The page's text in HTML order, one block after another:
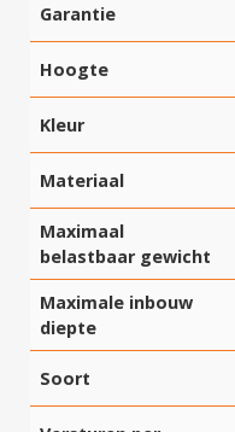
Garantie
Hoogte
Kleur
Materiaal
Maximaal
belastbaar gewicht
Maximale inbouw
diepte
Soort